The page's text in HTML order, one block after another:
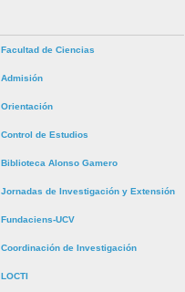
Facultad de Ciencias
Admisión
Orientación
Control de Estudios
Biblioteca Alonso Gamero
Jornadas de Investigación y Extensión
Fundaciens-UCV
Coordinación de Investigación
LOCTI